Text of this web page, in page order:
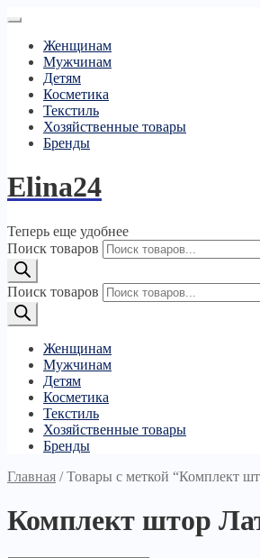
Женщинам
Мужчинам
Детям
Косметика
Текстиль
Хозяйственные товары
Бренды
Elina24
Теперь еще удобнее
Поиск товаров
Поиск товаров
Женщинам
Мужчинам
Детям
Косметика
Текстиль
Хозяйственные товары
Бренды
Главная /Товары с меткой “Комплект
Комплект штор